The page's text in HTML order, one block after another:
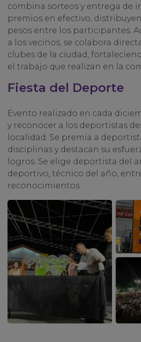
combina sorteos y entrega de
premios en efectivo,
pesos entre los participantes.
a los vecinos, se colabora
clubes de la ciudad,
el trabajo que realizan en la
Fiesta del Deporte
Evento realizado en cada
y reconocer a los deportistas
localidad. Se premia a
disciplinas y destacan su
logros. Se elige deportista del
deportivo, técnico del año,
reconocimientos.